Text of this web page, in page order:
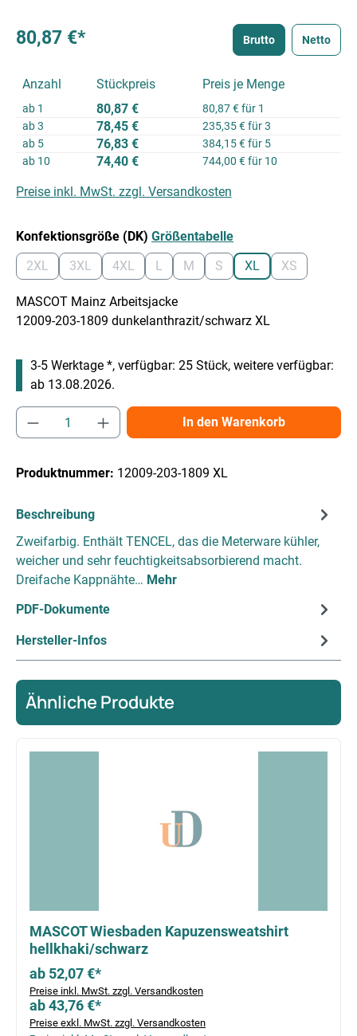
80,87 €* Brutto Netto
Anzahl Stückpreis Preis je Menge
ab 1 80,87 €
80,87 € für 1
ab3 78,45 €
235,35 € für 3
ab 5 76,83 €
384,15 € für 5
ab 10 74,40 € 744,00 € für 10
Preise inkl. MwSt. zzgl. Versandkosten
Konfektionsgröße (DK) auswählen
Größentabelle
2XL
(Diese Option ist zurzeit nicht verfügbar.)
3XL
(Diese Option ist zurzeit nicht verfügbar.)
4XL
(Diese Option ist zurzeit nicht verfügbar.)
L
(Diese Option ist zurzeit nicht
M
(Diese Option ist zurzeit nicht
S
(Diese Option ist zurzeit
XL
(Diese Option ist
XS
(Diese
MASCOT Mainz Arbeitsjacke
12009-203-1809 dunkelanthrazit/schwarz XL
3-5 Werktage *, verfügbar: 25 Stück, weitere verfügbar:
ab 13.08.2026.
Produkt Anzahl: Gib den gewünschten
In den Warenkorb
Produktnummer: 12009-203-1809 XL
Beschreibung
Zweifarbig. Enthält TENCEL, das die Meterware kühler,
weicher und sehr feuchtigkeitsabsorbierend macht.
Dreifache Kappnähte… Mehr
PDF-Dokumente
Hersteller-Infos
Ähnliche Produkte
MASCOT Wiesbaden Kapuzensweatshirt
hellkhaki/schwarz
ab 52,07 €*
Preise inkl. MwSt. zzgl. Versandkosten
ab 43,76 €*
Preise exkl. MwSt. zzgl. Versandkosten